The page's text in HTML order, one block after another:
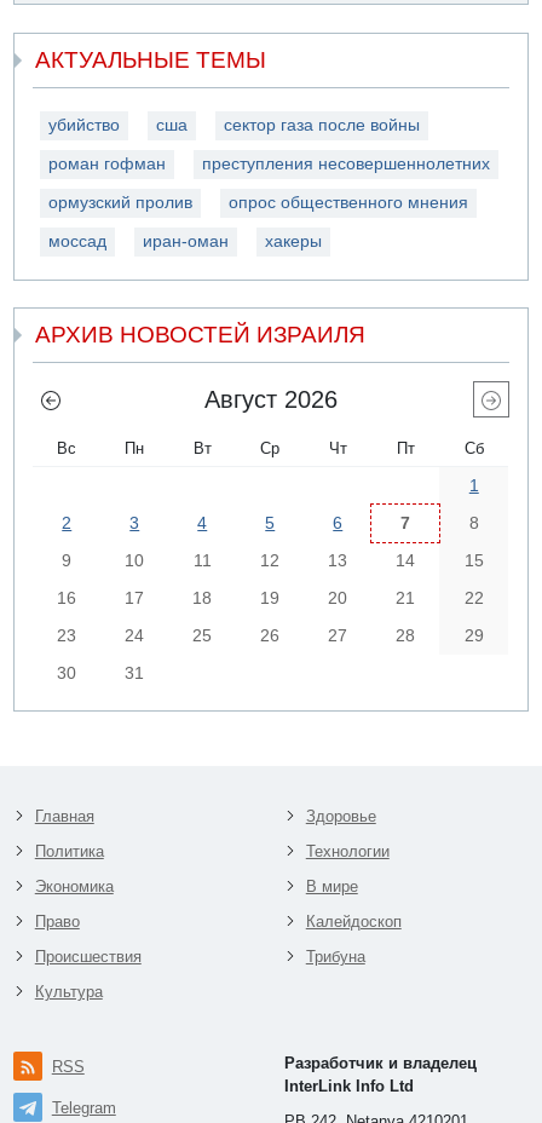
АКТУАЛЬНЫЕ ТЕМЫ
убийство сша сектор газа после войны
роман гофман преступления несовершеннолетних
ормузский пролив опрос общественного мнения
моссад иран-оман хакеры
АРХИВ НОВОСТЕЙ ИЗРАИЛЯ
Август 2026
Вс Пн Вт Ср Чт Пт Сб
1
2
3 4 5 6 7
8
9
10 11 12 13 14
15
16
17 18 19 20 21
22
23
24 25 26 27 28
29
30
31
Главная
Политика
Экономика
Право
Происшествия
Культура
Здоровье
Технологии
В мире
Калейдоскоп
Трибуна
RSS
Telegram
Разработчик и владелец
InterLink Info Ltd